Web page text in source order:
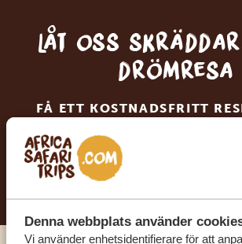
Denna webbplats använder
Vi använder enhetsidentifierare för att
Låt oss
drömresa
FÅ ETT KOSTNADSFRITT
BÖRJA PLANERA DIN